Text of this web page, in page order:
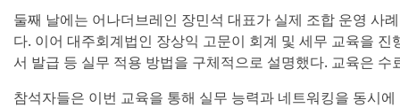
둘째 날에는 어나더브레인 장민석 대표가 실제 조합 운영 사
다. 이어 대주회계법인 장상익 고문이 회계 및 세무 교육을
서 발급 등 실무 적용 방법을 구체적으로 설명했다. 교육은
참석자들은 이번 교육을 통해 실무 능력과 네트워킹을 동시